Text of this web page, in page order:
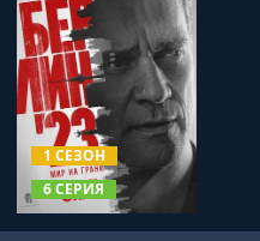
1 СЕЗОН
6 СЕРИЯ
СМОТРЕТЬ ОНЛАЙН